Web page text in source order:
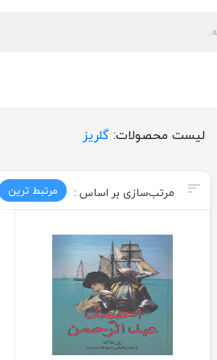
لیست محصولات:گلریز
مرتبط ترین